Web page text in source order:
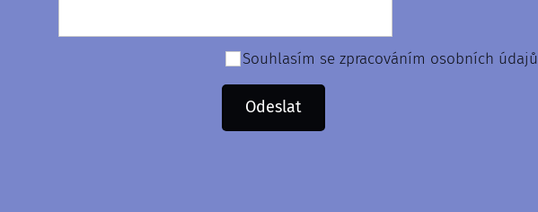
Souhlasím se zpracováním osobních údajů
Odeslat